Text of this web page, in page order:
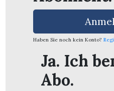
Haben Sie noch kein Konto?
Ja. Ich
Abo.